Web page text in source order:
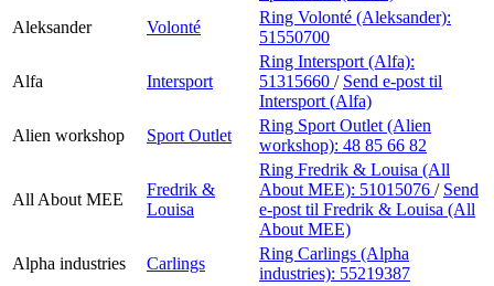
Aleksander
Volonté
Ring Volonté (Aleksander):
51550700
Alfa Intersport
Ring Intersport (Alfa):
51315660 / Send e-post til
Intersport (Alfa)
Alien workshop
Sport Outlet
Ring Sport Outlet (Alien
workshop): 48 85 66 82
All About MEE
Fredrik &
Louisa
Ring Fredrik & Louisa (All
About MEE): 51015076 / Send
e-post til Fredrik & Louisa (All
About MEE)
Alpha industries
Carlings
Ring Carlings (Alpha
industries): 55219387